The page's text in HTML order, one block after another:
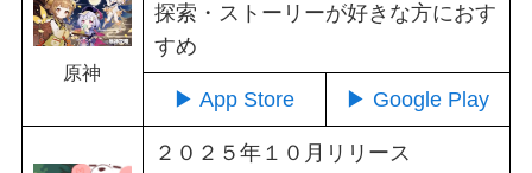
原神
探索・ストーリーが好きな方におす
すめ
▶ App Store ▶ Google Play
２０２５年１０月リリース